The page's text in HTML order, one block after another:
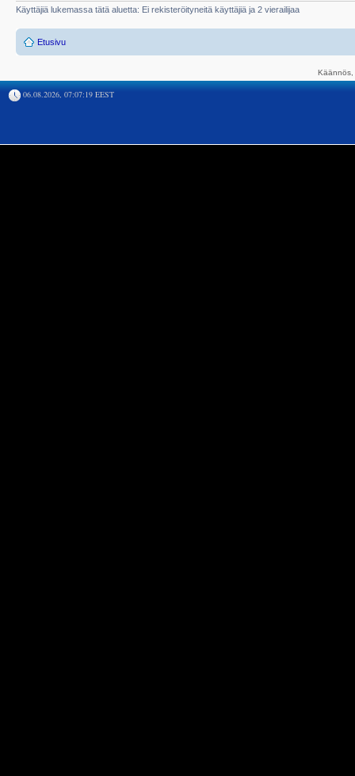
Käyttäjiä lukemassa tätä aluetta: Ei rekisteröityneitä käyttäjiä ja 2 vierailijaa
Etusivu
06.08.2026, 07:07:19 EEST